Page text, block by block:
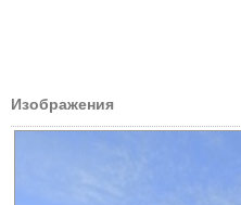
Изображения